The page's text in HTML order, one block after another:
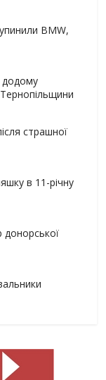
BMW,
додому
страшної
в 11-річну
донорської